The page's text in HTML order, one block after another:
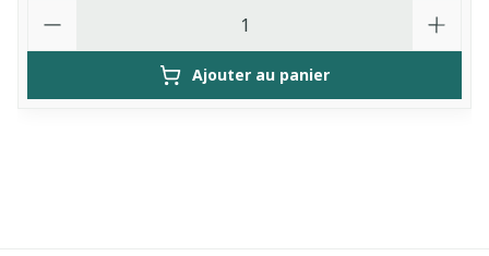
Ajouter au panier